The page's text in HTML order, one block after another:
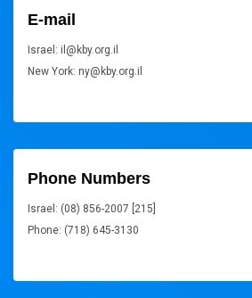
E-mail
Israel: il@kby.org.il
New York: ny@kby.org.il
Phone Numbers
Israel: (08) 856-2007 [215]
Phone: (718) 645-3130